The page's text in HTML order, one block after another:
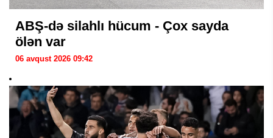
ABŞ-də silahlı hücum - Çox sayda
ölən var
06 avqust 2026 09:42